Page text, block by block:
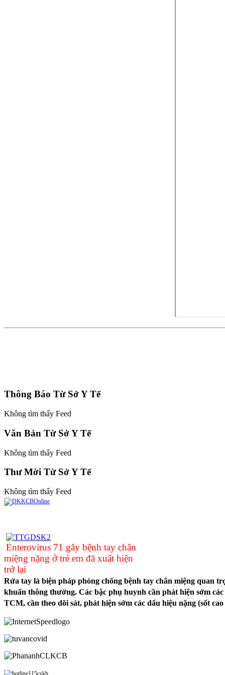
Thông Báo Từ Sở Y Tế
Không tìm thấy Feed
Văn Bản Từ Sở Y Tế
Không tìm thấy Feed
Thư Mời Từ Sở Y Tế
Không tìm thấy Feed
Enterovirus 71 gây bệnh tay chân
miệng nặng ở trẻ em đã xuất hiện
trở lại
Rửa tay là biện pháp phòng chống bệnh tay chân miệng quan
khuẩn thông thường. Các bậc phụ huynh cần phát hiện sớm
TCM, cần theo dõi sát, phát hiện sớm các dấu hiệu nặng (sốt